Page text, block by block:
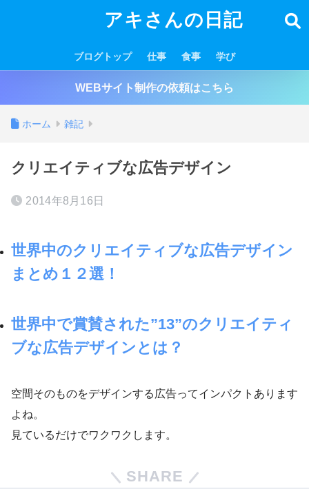
アキさんの日記
ブログトップ 仕事 食事 学び
WEBサイト制作の依頼はこちら
ホーム 雑記
クリエイティブな広告デザイン
2014年8月16日
世界中のクリエイティブな広告デザイン
まとめ１２選！
世界中で賞賛された”13”のクリエイティ
ブな広告デザインとは？
空間そのものをデザインする広告ってインパクトあります
よね。
見ているだけでワクワクします。
SHARE